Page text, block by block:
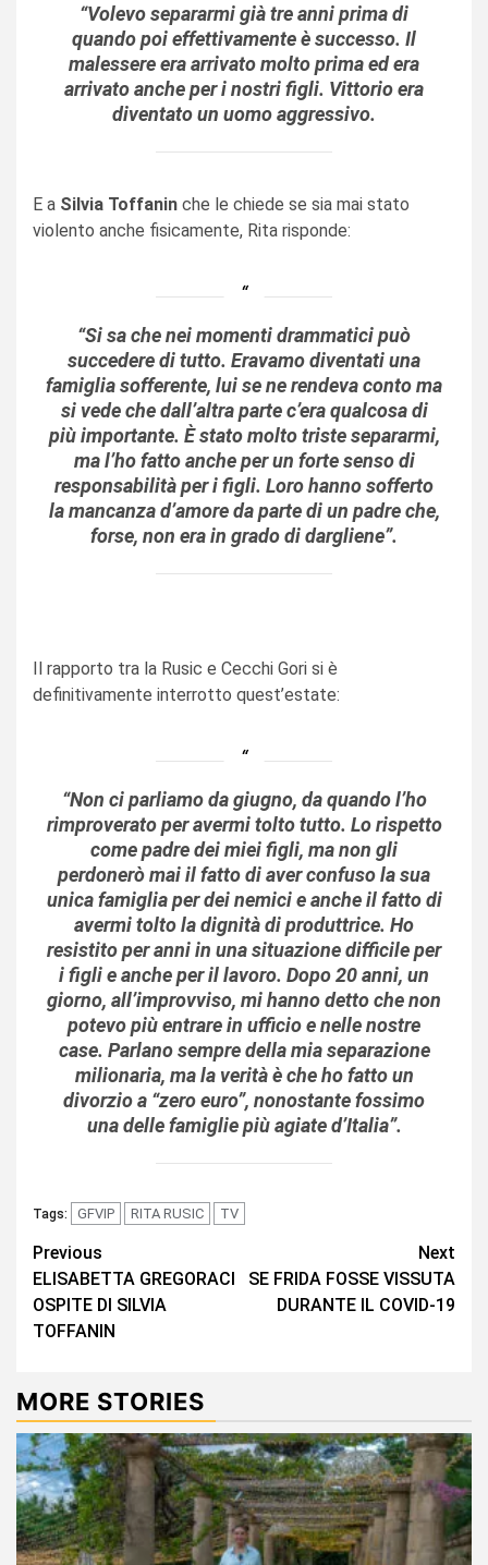
“Volevo separarmi già tre anni prima di
quando poi effettivamente è successo. Il
malessere era arrivato molto prima ed era
arrivato anche per i nostri figli. Vittorio era
diventato un uomo aggressivo.
E a Silvia Toffanin che le chiede se sia mai stato
violento anche fisicamente, Rita risponde:
“Si sa che nei momenti drammatici può
succedere di tutto. Eravamo diventati una
famiglia sofferente, lui se ne rendeva conto ma
si vede che dall’altra parte c’era qualcosa di
più importante. È stato molto triste separarmi,
ma l’ho fatto anche per un forte senso di
responsabilità per i figli. Loro hanno sofferto
la mancanza d’amore da parte di un padre che,
forse, non era in grado di dargliene”.
Il rapporto tra la Rusic e Cecchi Gori si è
definitivamente interrotto quest’estate:
“Non ci parliamo da giugno, da quando l’ho
rimproverato per avermi tolto tutto. Lo rispetto
come padre dei miei figli, ma non gli
perdonerò mai il fatto di aver confuso la sua
unica famiglia per dei nemici e anche il fatto di
avermi tolto la dignità di produttrice. Ho
resistito per anni in una situazione difficile per
i figli e anche per il lavoro. Dopo 20 anni, un
giorno, all’improvviso, mi hanno detto che non
potevo più entrare in ufficio e nelle nostre
case. Parlano sempre della mia separazione
milionaria, ma la verità è che ho fatto un
divorzio a “zero euro”, nonostante fossimo
una delle famiglie più agiate d’Italia”.
Tags: GFVIP RITA RUSIC TV
Continue
Reading
Previous
ELISABETTA GREGORACI
OSPITE DI SILVIA
TOFFANIN
Next
SE FRIDA FOSSE VISSUTA
DURANTE IL COVID-19
MORE STORIES